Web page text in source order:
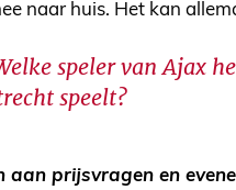
naar huis. Het kan
speler van Ajax
speelt?
aan prijsvragen en